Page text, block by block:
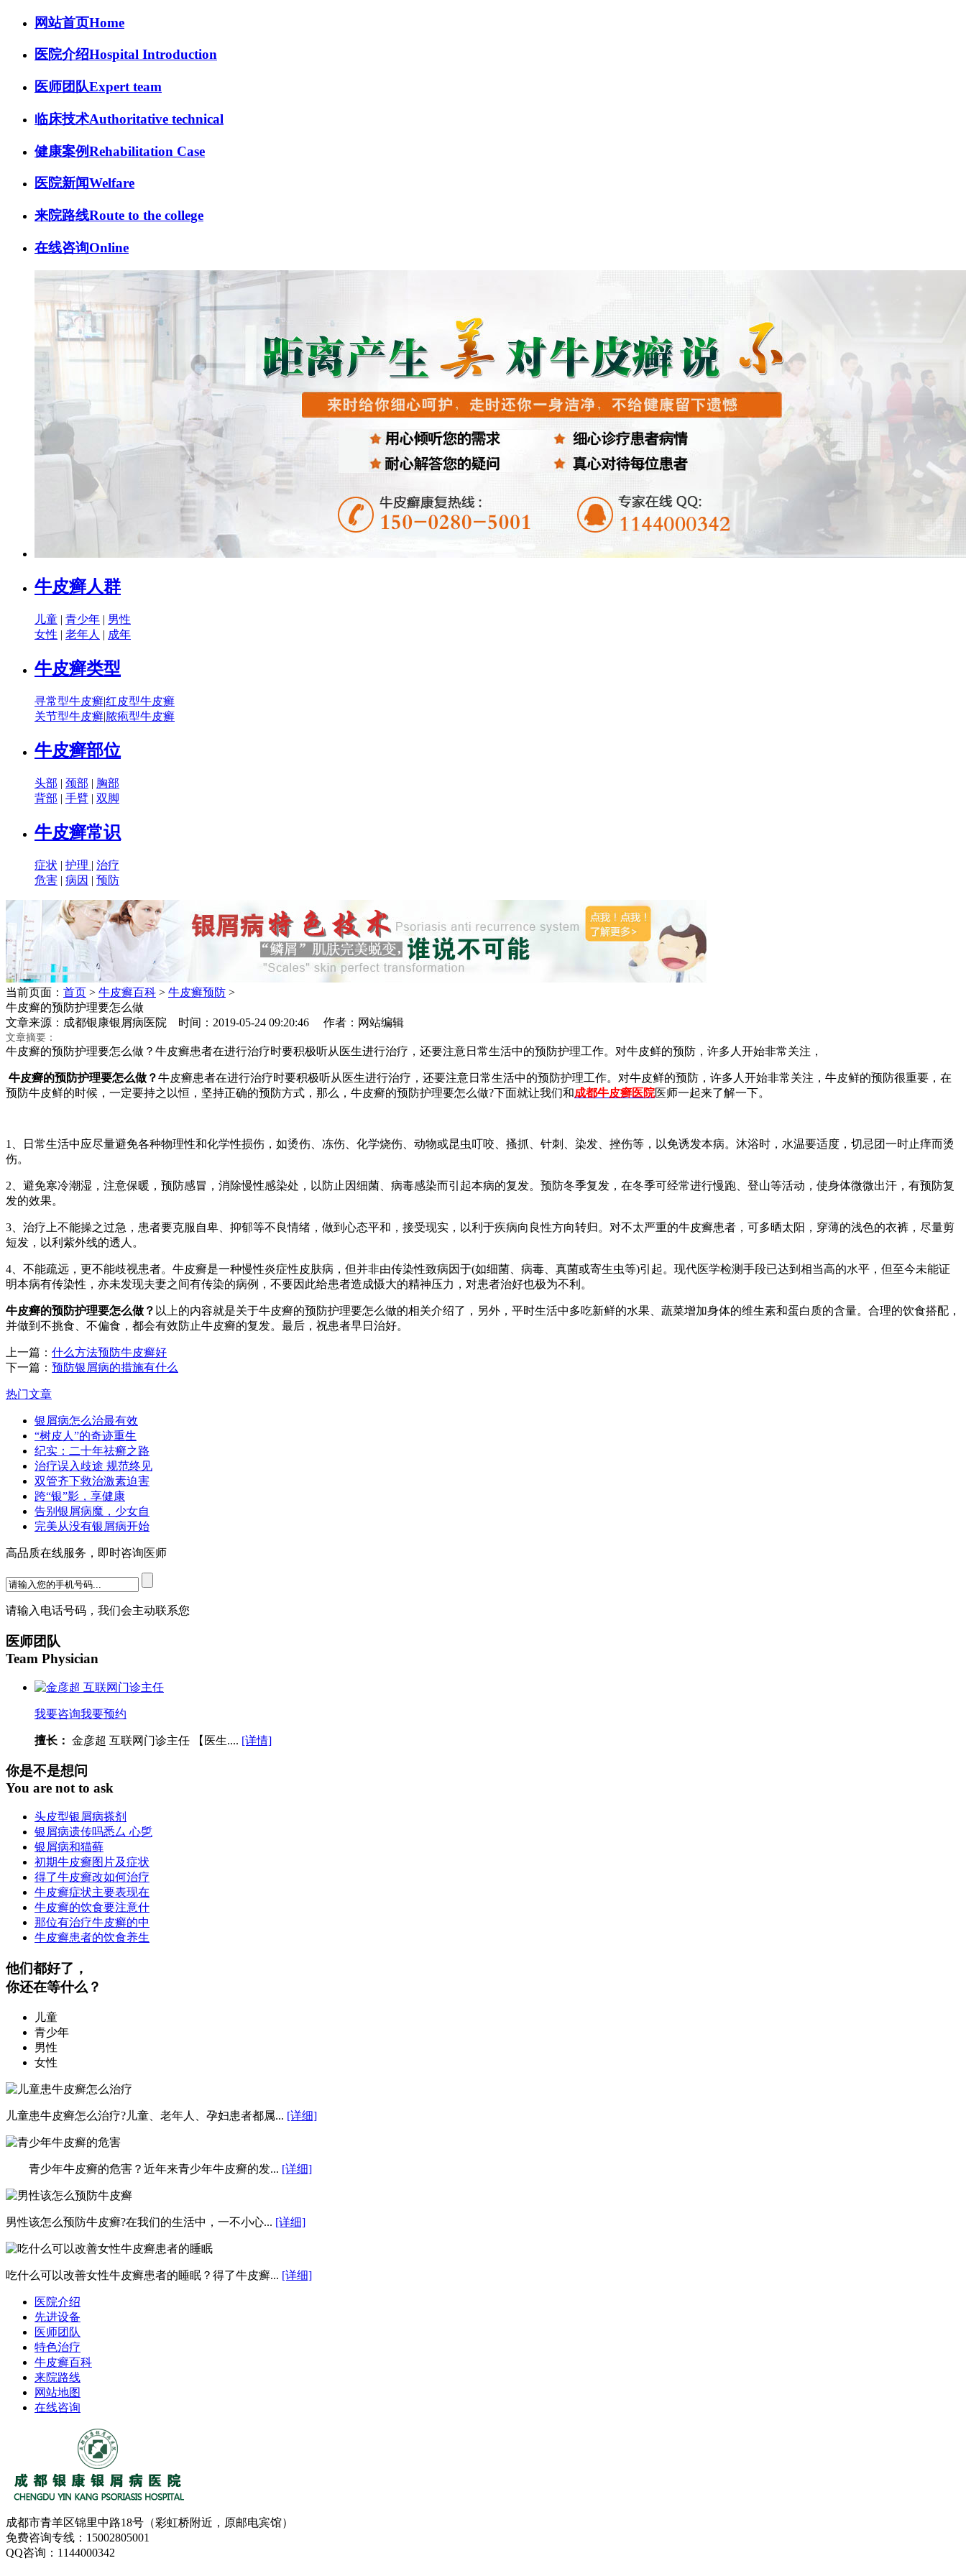
网站首页Home
医院介绍Hospital Introduction
医师团队Expert team
临床技术Authoritative technical
健康案例Rehabilitation Case
医院新闻Welfare
来院路线Route to the college
在线咨询Online
牛皮癣人群
儿童 | 青少年 | 男性
女性 | 老年人 | 成年
牛皮癣类型
寻常型牛皮癣|红皮型牛皮癣
关节型牛皮癣|脓疱型牛皮癣
牛皮癣部位
头部 | 颈部 | 胸部
背部 | 手臂 | 双脚
牛皮癣常识
症状 | 护理 | 治疗
危害 | 病因 | 预防
当前页面： 首页 > 牛皮癣百科 > 牛皮癣预防 >
牛皮癣的预防护理要怎么做
文章来源：成都银康银屑病医院 时间：2019-05-24 09:20:46 作者：网站编辑
文章摘要：
牛皮癣的预防护理要怎么做？牛皮癣患者在进行治疗时要积极听从医生进行治疗，还要注意日常生活中的预防护理工作。对牛皮鲜的预防，许多人开始非常关注，
牛皮癣的预防护理要怎么做？牛皮癣患者在进行治疗时要积极听从医生进行治疗，还要注意日常生活中的预防护理工作。对牛皮鲜的预防，许多人开始非常关注，牛皮鲜的预防很重要，在
预防牛皮鲜的时候，一定要持之以恒，坚持正确的预防方式，那么，牛皮癣的预防护理要怎么做?下面就让我们和成都牛皮癣医院医师一起来了解一下。
1、日常生活中应尽量避免各种物理性和化学性损伤，如烫伤、冻伤、化学烧伤、动物或昆虫叮咬、搔抓、针刺、染发、挫伤等，以免诱发本病。沐浴时，水温要适度，切忌团一时止痒而烫
伤。
2、避免寒冷潮湿，注意保暖，预防感冒，消除慢性感染处，以防止因细菌、病毒感染而引起本病的复发。预防冬季复发，在冬季可经常进行慢跑、登山等活动，使身体微微出汗，有预防复
发的效果。
3、治疗上不能操之过急，患者要克服自卑、抑郁等不良情绪，做到心态平和，接受现实，以利于疾病向良性方向转归。对不太严重的牛皮癣患者，可多晒太阳，穿薄的浅色的衣裤，尽量剪
短发，以利紫外线的透人。
4、不能疏远，更不能歧视患者。牛皮癣是一种慢性炎症性皮肤病，但并非由传染性致病因于(如细菌、病毒、真菌或寄生虫等)引起。现代医学检测手段已达到相当高的水平，但至今未能证
明本病有传染性，亦未发现夫妻之间有传染的病例，不要因此给患者造成慑大的精神压力，对患者治好也极为不利。
牛皮癣的预防护理要怎么做？ 以上的内容就是关于牛皮癣的预防护理要怎么做的相关介绍了，另外，平时生活中多吃新鲜的水果、蔬菜增加身体的维生素和蛋白质的含量。合理的饮食搭配，
并做到不挑食、不偏食，都会有效防止牛皮癣的复发。最后，祝患者早日治好。
上一篇： 什么方法预防牛皮癣好
下一篇： 预防银屑病的措施有什么
热门文章
银屑病怎么治最有效
“树皮人”的奇迹重生
纪实：二十年祛癣之路
治疗误入歧途 规范终见
双管齐下救治激素迫害
跨“银”影，享健康
告别银屑病魔，少女自
完美从没有银屑病开始
高品质在线服务，即时咨询医师
请输入电话号码，我们会主动联系您
医师团队
Team Physician
我要咨询我要预约
擅长： 金彦超 互联网门诊主任 【医生.... [详情]
你是不是想问
You are not to ask
头皮型银屑病搽剂
银屑病遗传吗悉厶 心乺
银屑病和猫藓
初期牛皮癣图片及症状
得了牛皮癣改如何治疗
牛皮癣症状主要表现在
牛皮癣的饮食要注意什
那位有治疗牛皮癣的中
牛皮癣患者的饮食养生
他们都好了，
你还在等什么？
儿童
青少年
男性
女性
儿童患牛皮癣怎么治疗?儿童、老年人、孕妇患者都属... [详细]
青少年牛皮癣的危害？近年来青少年牛皮癣的发... [详细]
男性该怎么预防牛皮癣?在我们的生活中，一不小心... [详细]
吃什么可以改善女性牛皮癣患者的睡眠？得了牛皮癣... [详细]
医院介绍
先进设备
医师团队
特色治疗
牛皮癣百科
来院路线
网站地图
在线咨询
成都市青羊区锦里中路18号（彩虹桥附近，原邮电宾馆）
免费咨询专线：15002805001
QQ咨询：1144000342